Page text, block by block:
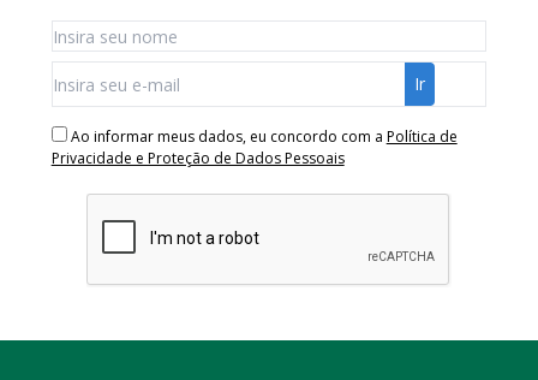
Ao informar meus dados, eu concordo com a Política de
Privacidade e Proteção de Dados Pessoais